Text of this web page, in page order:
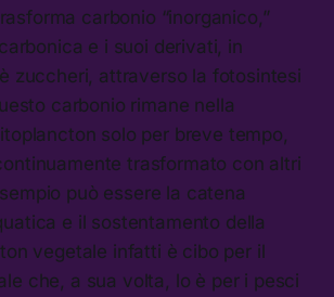
carbonio “inorganico,”
e i suoi derivati, in
zuccheri, attraverso la fotosintesi
carbonio rimane nella
solo per breve tempo,
trasformato con altri
può essere la catena
e il sostentamento della
vegetale infatti è cibo per il
che, a sua volta, lo è per i pesci